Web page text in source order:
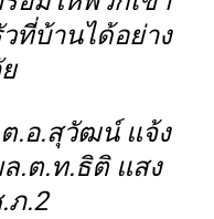
ที่บ้านได้อย่าง
.อ.สุวัฒน์ แจ้ง
.ต.ท.ธิติ แสง
ภ.2